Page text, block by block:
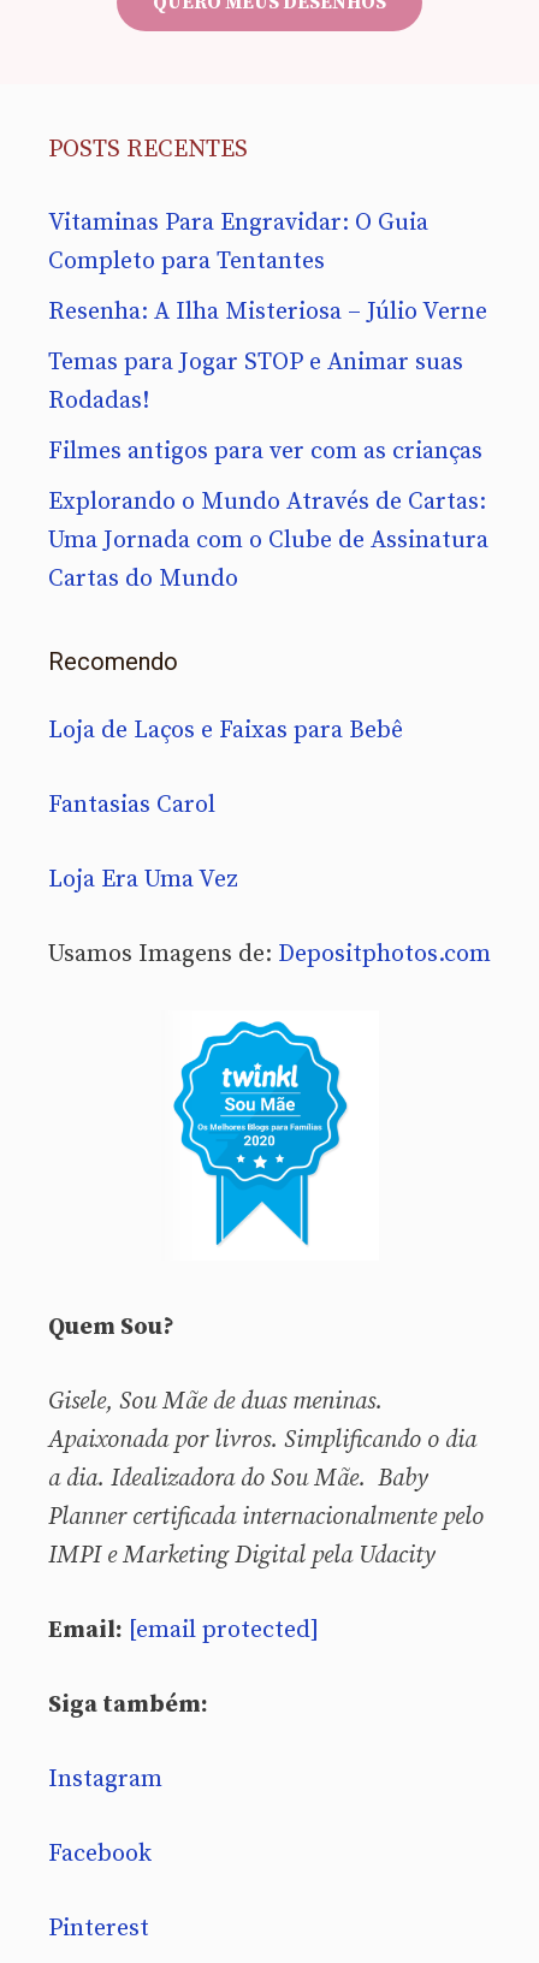
POSTS RECENTES
Vitaminas Para Engravidar: O Guia
Completo para Tentantes
Resenha: A Ilha Misteriosa – Júlio Verne
Temas para Jogar STOP e Animar suas
Rodadas!
Filmes antigos para ver com as crianças
Explorando o Mundo Através de Cartas:
Uma Jornada com o Clube de Assinatura
Cartas do Mundo
Recomendo
Loja de Laços e Faixas para Bebê
Fantasias Carol
Loja Era Uma Vez
Usamos Imagens de: Depositphotos.com
Quem Sou?
Gisele, Sou Mãe de duas meninas.
Apaixonada por livros. Simplificando o dia
a dia. Idealizadora do Sou Mãe. Baby
Planner certificada internacionalmente pelo
IMPI e Marketing Digital pela Udacity
Email: [email protected]
Siga também:
Instagram
Facebook
Pinterest